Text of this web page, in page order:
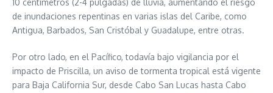
10 centímetros (2-4 pulgadas) de lluvia, aumentando el riesgo
de inundaciones repentinas en varias islas del Caribe, como
Antigua, Barbados, San Cristóbal y Guadalupe, entre otras.
Por otro lado, en el Pacífico, todavía bajo vigilancia por el
impacto de Priscilla, un aviso de tormenta tropical está vigente
para Baja California Sur, desde Cabo San Lucas hasta Cabo